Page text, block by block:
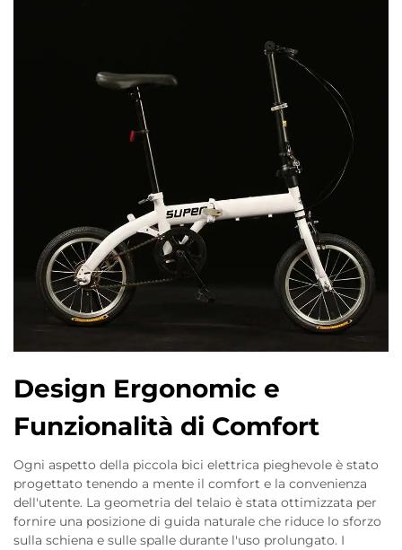
Design Ergonomic e
Funzionalità di Comfort
Ogni aspetto della piccola bici elettrica pieghevole è stato
progettato tenendo a mente il comfort e la convenienza
dell'utente. La geometria del telaio è stata ottimizzata per
fornire una posizione di guida naturale che riduce lo sforzo
sulla schiena e sulle spalle durante l'uso prolungato. I